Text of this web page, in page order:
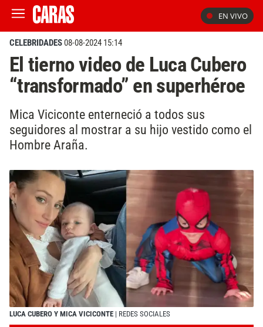
EN VIVO
CELEBRIDADES08-08-2024 15:14
El tierno video de Luca Cubero
“transformado” en superhéroe
Mica Viciconte enterneció a todos sus
seguidores al mostrar a su hijo vestido como el
Hombre Araña.
LUCA CUBERO Y MICA VICICONTE | REDES SOCIALES